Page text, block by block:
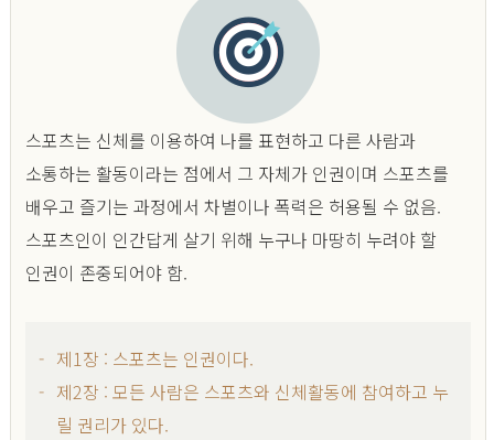
스포츠는 신체를 이용하여 나를 표현하고 다른 사람과
소통하는 활동이라는 점에서 그 자체가 인권이며 스포츠를
배우고 즐기는 과정에서 차별이나 폭력은 허용될 수 없음.
스포츠인이 인간답게 살기 위해 누구나 마땅히 누려야 할
인권이 존중되어야 함.
제1장 : 스포츠는 인권이다.
제2장 : 모든 사람은 스포츠와 신체활동에 참여하고 누
릴 권리가 있다.